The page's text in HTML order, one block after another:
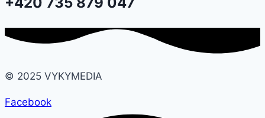
© 2025 VYKYMEDIA
Facebook